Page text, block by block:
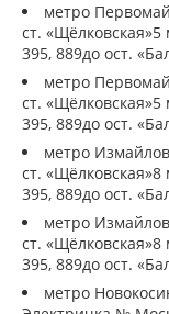
метро
ст.
395, 889до ост.
метро
ст.
395, 889до ост.
метро
ст.
395, 889до ост.
метро
ст.
395, 889до ост.
метро